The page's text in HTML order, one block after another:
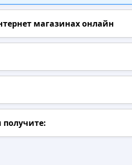
магазинах онлайн